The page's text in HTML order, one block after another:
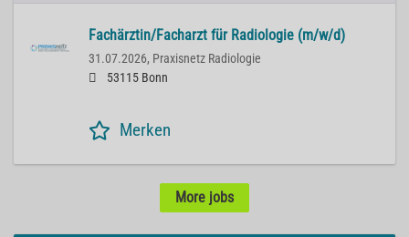
Fachärztin/Facharzt für Radiologie (m/w/d)
31.07.2026, Praxisnetz Radiologie
53115 Bonn
Merken
More jobs